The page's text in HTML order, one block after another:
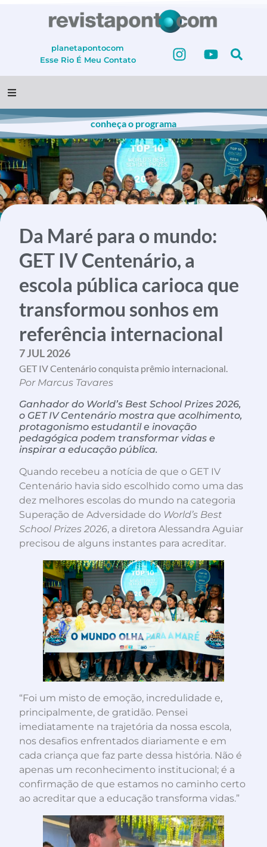
planetapontocom
Esse Rio É Meu Contato
conheça o programa
Da Maré para o mundo:
GET IV Centenário, a
escola pública carioca que
transformou sonhos em
referência internacional
7 JUL 2026
GET IV Centenário conquista prêmio internacional.
Por Marcus Tavares
Ganhador do World’s Best School Prizes 2026,
o GET IV Centenário mostra que acolhimento,
protagonismo estudantil e inovação
pedagógica podem transformar vidas e
inspirar a educação pública.
Quando recebeu a notícia de que o GET IV
Centenário havia sido escolhido como uma das
dez melhores escolas do mundo na categoria
Superação de Adversidade do World’s Best
School Prizes 2026, a diretora Alessandra Aguiar
precisou de alguns instantes para acreditar.
“Foi um misto de emoção, incredulidade e,
principalmente, de gratidão. Pensei
imediatamente na trajetória da nossa escola,
nos desafios enfrentados diariamente e em
cada criança que faz parte dessa história. Não é
apenas um reconhecimento institucional; é a
confirmação de que estamos no caminho certo
ao acreditar que a educação transforma vidas.”